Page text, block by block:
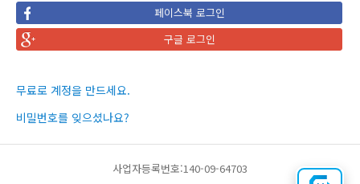
페이스북 로그인
구글 로그인
무료로 계정을 만드세요.
비밀번호를 잊으셨나요?
사업자등록번호:140-09-64703